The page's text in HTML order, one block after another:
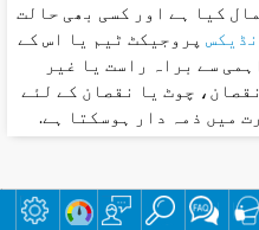
کیا ہے اور کسی بھی حالت
پروجیکٹ ٹیم یا اس کے
سے براہ راست یا غیر
چوٹ یا نقصان کے لئے
میں ذمہ دار ہوسکتا ہے.